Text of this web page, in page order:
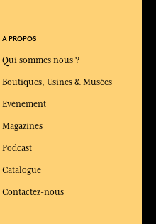
A PROPOS
Qui sommes nous ?
Boutiques, Usines & Musées
Evénement
Magazines
Podcast
Catalogue
Contactez-nous